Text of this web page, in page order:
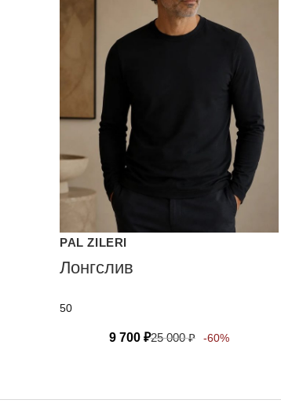
PAL ZILERI
Лонгслив
50
9 700 ₽25 000₽ -60%